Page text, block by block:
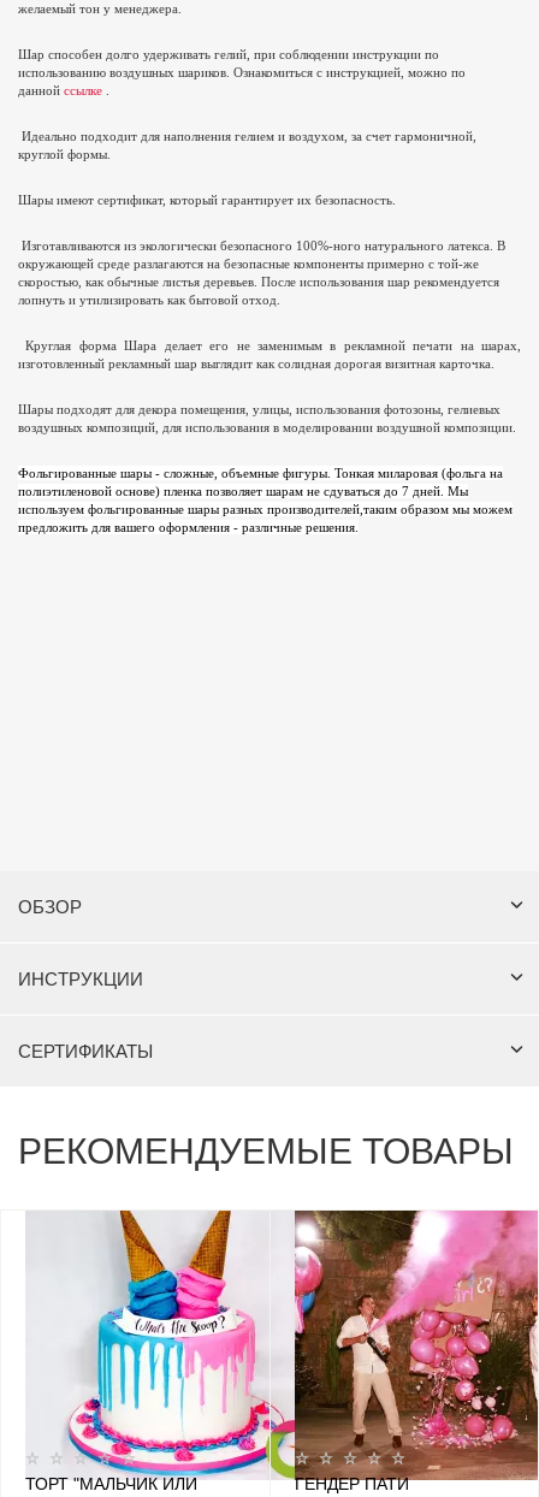
желаемый тон у менеджера.
Шар способен долго удерживать гелий, при соблюдении инструкции по
использованию воздушных шариков. Ознакомиться с инструкцией, можно по
данной ссылке
Идеально подходит для наполнения гелием и воздухом, за счет гармоничной,
круглой формы.
Шары имеют сертификат, который гарантирует их безопасность.
Изготавливаются из экологически безопасного 100%-ного натурального латекса. В
окружающей среде разлагаются на безопасные компоненты примерно с той-же
скоростью, как обычные листья деревьев. После использования шар рекомендуется
лопнуть и утилизировать как бытовой отход.
Круглая форма Шара делает его не заменимым в рекламной печати на шарах,
изготовленный рекламный шар выглядит как солидная дорогая визитная карточка.
Шары подходят для декора помещения, улицы, использования фотозоны, гелиевых
воздушных композиций, для использования в моделировании воздушной композиции.
Фольгированные шары - сложные, объемные фигуры. Тонкая миларовая (фольга на
полиэтиленовой основе) пленка позволяет шарам не сдуваться до 7 дней. Мы
используем фольгированные шары разных производителей,таким образом мы можем
предложить для вашего оформления - различные решения.
ОБЗОР
ИНСТРУКЦИИ
СЕРТИФИКАТЫ
РЕКОМЕНДУЕМЫЕ ТОВАРЫ
ТОРТ "МАЛЬЧИК ИЛИ
ГЕНДЕР ПАТИ